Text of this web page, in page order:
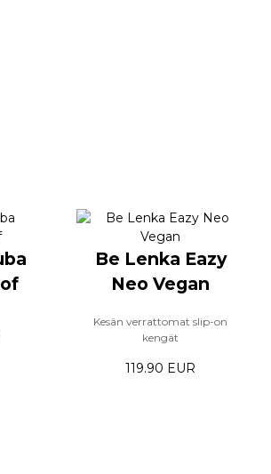
Be Lenka Eazy
Neo Vegan
Kesän verrattomat slip-on
kengät
119.90 EUR